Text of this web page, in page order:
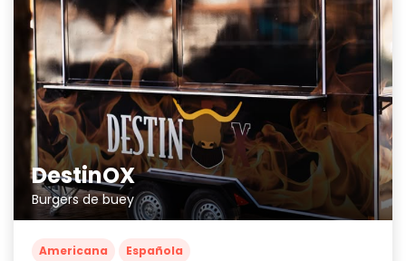
DestinOX
Burgers de buey
Americana Española